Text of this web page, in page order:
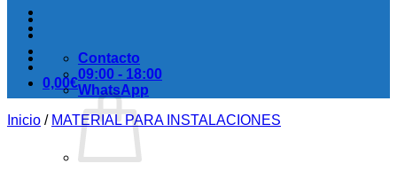
0,00€
Contacto
09:00 - 18:00
WhatsApp
Inicio / MATERIAL PARA INSTALACIONES